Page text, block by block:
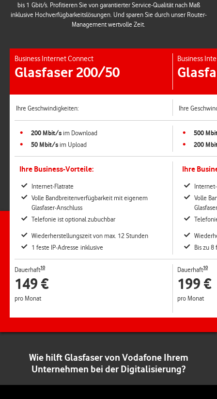
bis 1 Gbit/s. Profitieren Sie von garantierter Service-Qualität nach Maß
inklusive Hochverfügbarkeitslösungen. Und sparen Sie durch unser Router-
Management wertvolle Zeit.
Business Internet Connect
Glasfaser 200/50
Ihre Geschwindigkeiten:
200 Mbit/s im Download
50 Mbit/s im Upload
Ihre Business-Vorteile:
Internet-Flatrate
Volle Bandbreitenverfügbarkeit mit eigenem
Glasfaser-Anschluss
Telefonie ist optional zubuchbar
Wiederherstellungszeit von max. 12 Stunden
1 feste IP-Adresse inklusive
Dauerhaft10
149 €
pro Monat
Business
Ihre
500
200
Ihre
Volle
Bis zu 8
Dauerhaft10
199 €
pro Monat
Wie hilft Glasfaser von Vodafone Ihrem
Unternehmen bei der Digitalisierung?